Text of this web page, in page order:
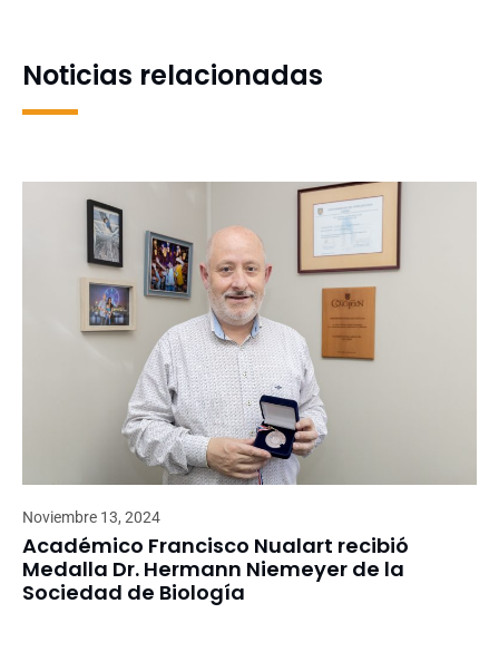
Noticias relacionadas
Noviembre 13, 2024
Académico Francisco Nualart recibió
Medalla Dr. Hermann Niemeyer de la
Sociedad de Biología